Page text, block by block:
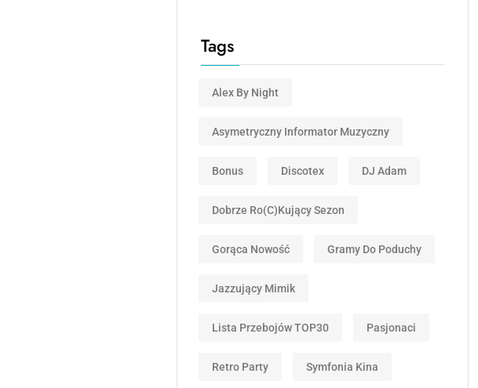
Tags
Alex By Night
Asymetryczny Informator Muzyczny
Bonus Discotex DJ Adam
Dobrze Ro(c)kujący Sezon
Gorąca Nowość Gramy Do Poduchy
Jazzujący Mimik
Lista Przebojów TOP30 Pasjonaci
Retro Party Symfonia Kina